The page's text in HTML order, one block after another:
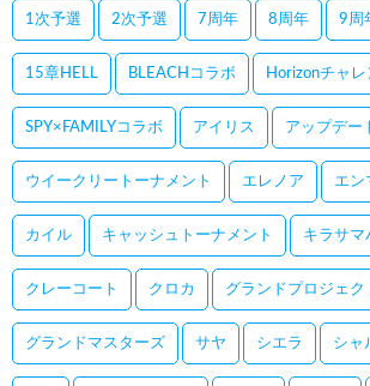
1次予選 2次予選 7周年 8周年 9周
15章HELL BLEACHコラボ Horizonチャレ
SPY×FAMILYコラボ アイリス アップデー
ウイークリートーナメント エレノア エン
カイル キャッシュトーナメント キラサマ
クレーコート クロカ グランドプロジェク
グランドマスターズ サヤ シエラ シャ